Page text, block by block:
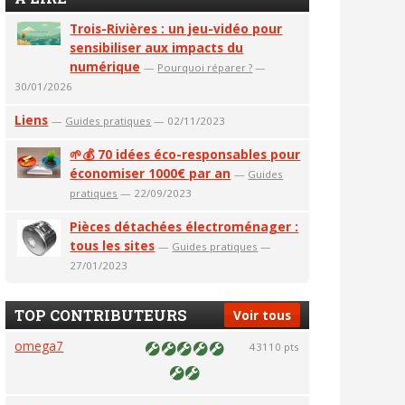
Trois-Rivières : un jeu-vidéo pour
sensibiliser aux impacts du
numérique — Pourquoi réparer ? —
30/01/2026
Liens — Guides pratiques — 02/11/2023
🌱💰 70 idées éco-responsables pour
économiser 1000€ par an — Guides
pratiques — 22/09/2023
Pièces détachées électroménager :
tous les sites — Guides pratiques —
27/01/2023
Voir tous
TOP CONTRIBUTEURS
omega7 43110 pts